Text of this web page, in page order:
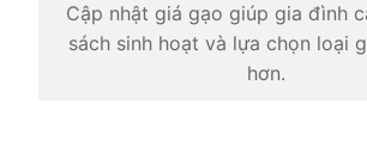
Cập nhật giá gạo giúp gia đình
sách sinh hoạt và lựa chọn loại
hơn.